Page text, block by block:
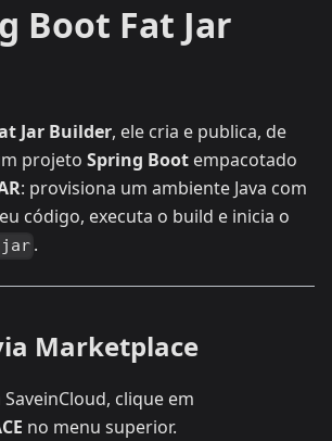
Boot Fat Jar
Jar Builder, ele cria e publica, de
projeto Spring Boot empacotado
: provisiona um ambiente Java com
código, executa o build e inicia o
jar .
Marketplace
clique em
no menu superior.